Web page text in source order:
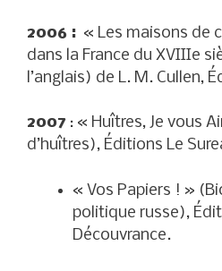
2006 : « Les maisons de
dans la France du XVIIIe
l’anglais) de L. M. Cullen,
2007 : « Huîtres, Je vous
d’huîtres), Éditions Le
« Vos Papiers ! »
politique russe),
Découvrance.